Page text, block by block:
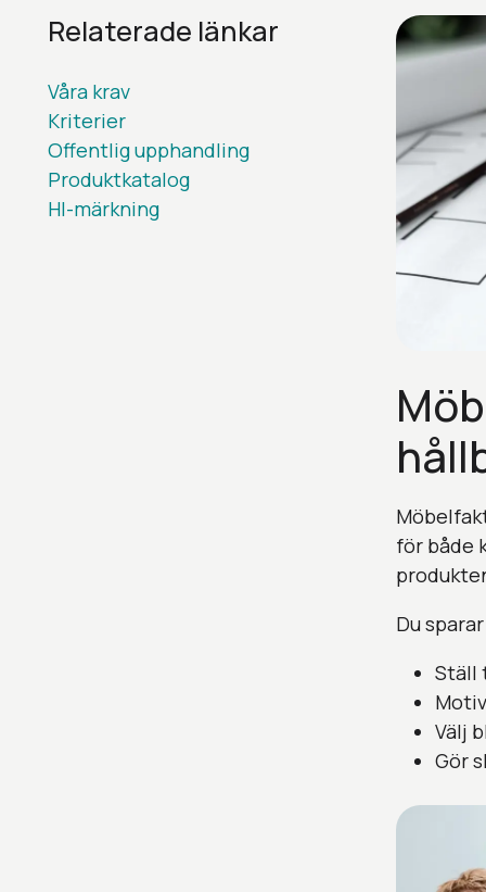
Relaterade länkar
Våra krav
Kriterier
Offentlig upphandling
Produktkatalog
HI-märkning
för både
Du
Ställ
Välj
Gör